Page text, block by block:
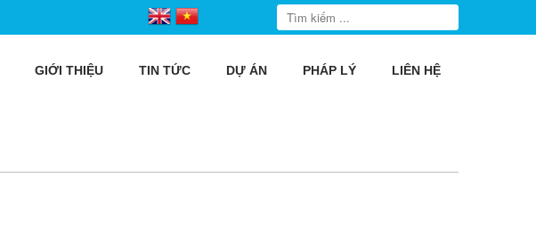
GIỚI THIỆU TIN TỨC DỰ ÁN PHÁP LÝ LIÊN HỆ